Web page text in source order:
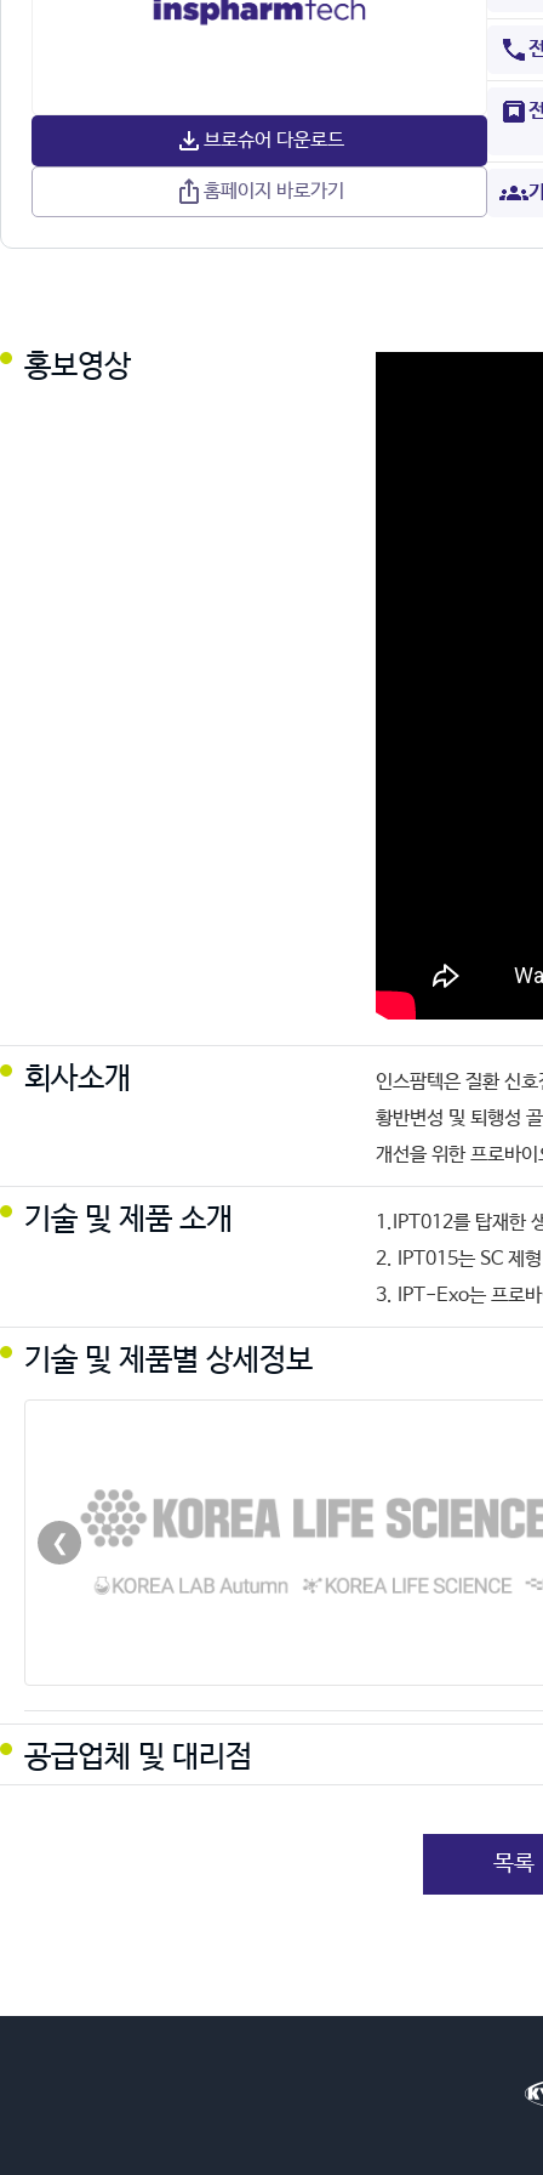
브로슈어 다운로드
홈페이지 바로가기
홍보영상
회사소개
인스팜텍은 질환 신
황반변성 및 퇴행성
개선을 위한 프로바
기술 및 제품 소개
1.IPT012를 탑재한
2. IPT015는 SC 제
3. IPT-Exo는 프로바
기술 및 제품별 상세정보
❮
공급업체 및 대리점
목록